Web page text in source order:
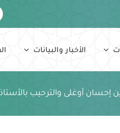
الأخبار والبيانات
أوغلى والترحيب بالأستاذ